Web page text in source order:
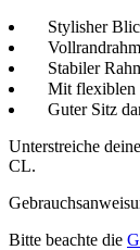
Stylisher
Stabiler
Mit flexiblen
Guter Sitz
Unterstreiche
CL.
Bitte beachte die